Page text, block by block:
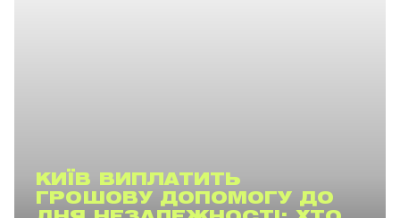
КИЇВ ВИПЛАТИТЬ
ГРОШОВУ ДОПОМОГУ ДО